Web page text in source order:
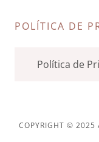
POLÍTICA DE
Política de
COPYRIGHT © 2025